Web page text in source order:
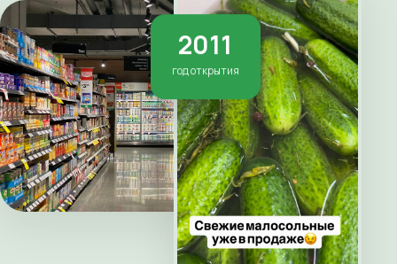
2011
год открытия